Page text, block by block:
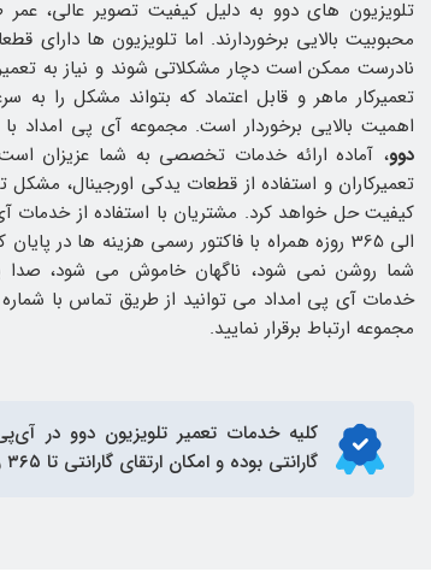
تلویزیون‌ های دوو به دلیل کیفیت تصویر عالی،
محبوبیت بالایی برخوردارند. اما تلویزیون ها
نادرست ممکن است دچار مشکلاتی شوند و نیاز به
تعمیرکار ماهر و قابل اعتماد که بتواند مشکل را
اهمیت بالایی برخوردار است. مجموعه آی پی امداد
دوو، آماده ارائه خدمات تخصصی به شما عزیزان
تعمیرکاران و استفاده از قطعات یدکی اورجینال،
الی 365 روزه همراه با فاکتور رسمی هزینه ها در
شما روشن نمی شود، ناگهان خاموش می شود، صدا
خدمات آی پی امداد می توانید از طریق تماس با شماره
مجموعه ارتباط برقرار نمایید.
کلیه خدمات تعمیر تلویزیون دوو
گارانتی بوده و امکان ارتقای گارانتی تا ۳۶۵ روز نیز وجود دارد.